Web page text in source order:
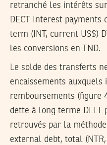
retranché les intérêts
DECT Interest
term (INT, current US$)
les conversions en TND.
Le solde des transferts
encaissements
remboursements (figure
dette à long terme DELT
retrouvés par la
external debt, total